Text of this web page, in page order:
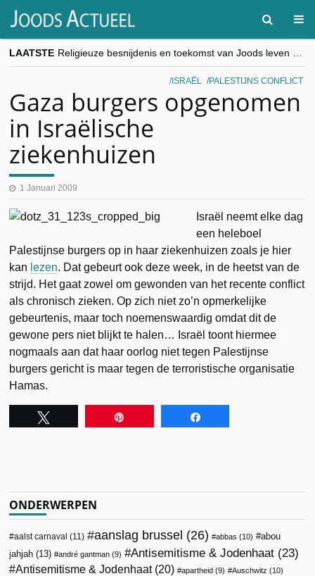
LAATSTE
“Besnijdenisdebat toont hoe moeilijk seculiere Westen minderheden begrijpt”, Jinnih Beels (Vooruit)
CITYTRIP | ROEMENIË – Boekarest: de verrassing van Oost-Europa
goKosher lanceert nieuwe website en samenwerking met Mishpacha voor kosher travel en simchas wereldwijd
ISRAËL PALESTIJNS CONFLICT
Gaza burgers opgenomen
in Israëlische
ziekenhuizen
1 Januari 2009
Israël neemt elke dag
een heleboel
Palestijnse burgers op in haar ziekenhuizen zoals je hier
kan lezen. Dat gebeurt ook deze week, in de heetst van de
strijd. Het gaat zowel om gewonden van het recente conflict
als chronisch zieken. Op zich niet zo’n opmerkelijke
gebeurtenis, maar toch noemenswaardig omdat dit de
gewone pers niet blijkt te halen… Israël toont hiermee
nogmaals aan dat haar oorlog niet tegen Palestijnse
burgers gericht is maar tegen de terroristische organisatie
Hamas.
ONDERWERPEN
aalst carnaval (11) aanslag brussel (26) abbas (10)
abou
jahjah (13) andré gantman (9) Antisemitisme & Jodenhaat (23)
Antisemitisme & Jodenhaat(20) apartheid (9) Auschwitz (10)